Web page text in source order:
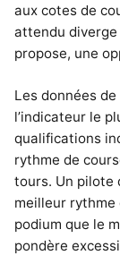
aux cotes de
attendu
propose, une
Les données
l’indicateur le
qualifications
rythme de
tours. Un pilote
meilleur rythme
podium que le
pondère